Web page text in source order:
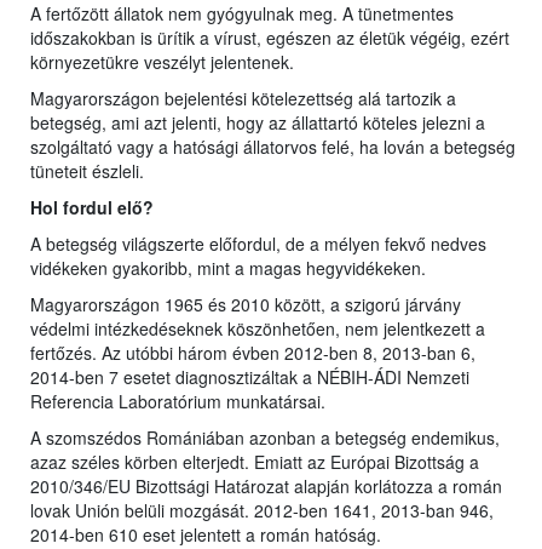
A fertőzött állatok nem gyógyulnak meg. A tünetmentes
időszakokban is ürítik a vírust, egészen az életük végéig, ezért
környezetükre veszélyt jelentenek.
Magyarországon bejelentési kötelezettség alá tartozik a
betegség, ami azt jelenti, hogy az állattartó köteles jelezni a
szolgáltató vagy a hatósági állatorvos felé, ha lován a betegség
tüneteit észleli.
Hol fordul elő?
A betegség világszerte előfordul, de a mélyen fekvő nedves
vidékeken gyakoribb, mint a magas hegyvidékeken.
Magyarországon 1965 és 2010 között, a szigorú járvány
védelmi intézkedéseknek köszönhetően, nem jelentkezett a
fertőzés. Az utóbbi három évben 2012-ben 8, 2013-ban 6,
2014-ben 7 esetet diagnosztizáltak a NÉBIH-ÁDI Nemzeti
Referencia Laboratórium munkatársai.
A szomszédos Romániában azonban a betegség endemikus,
azaz széles körben elterjedt. Emiatt az Európai Bizottság a
2010/346/EU Bizottsági Határozat alapján korlátozza a román
lovak Unión belüli mozgását. 2012-ben 1641, 2013-ban 946,
2014-ben 610 eset jelentett a román hatóság.